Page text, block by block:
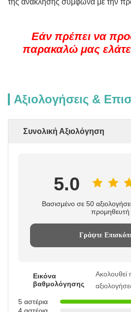
της ανάκλησης σύμφωνα με την
Εάν πρέπει να
παρακαλώ μας
Αξιολογήσεις &
Συνολική Αξιολόγηση
5.0
Βασισμένο σε 50
προμηθευτή
Γράψτε
Εικόνα
βαθμολόγησης
5 αστέρια